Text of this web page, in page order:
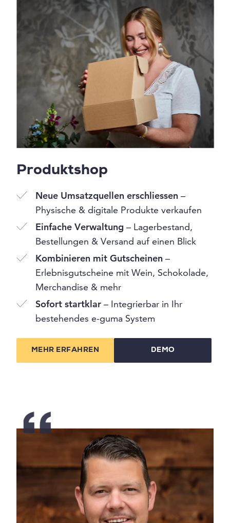
Produktshop
Neue Umsatzquellen erschliessen –
Physische & digitale Produkte verkaufen
Einfache Verwaltung – Lagerbestand,
Bestellungen & Versand auf einen Blick
Kombinieren mit Gutscheinen –
Erlebnisgutscheine mit Wein, Schokolade,
Merchandise & mehr
Sofort startklar – Integrierbar in Ihr
bestehendes e-guma System
MEHR ERFAHREN DEMO